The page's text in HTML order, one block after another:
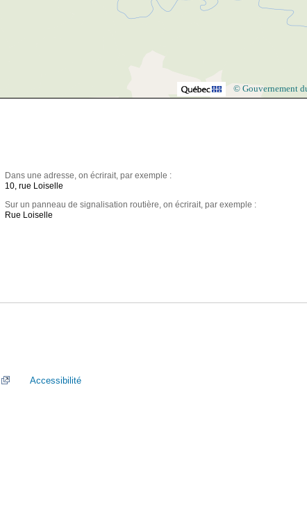
© Gouvernement
Dans une adresse, on écrirait, par exemple :
10, rue Loiselle
Sur un panneau de signalisation routière, on écrirait, par exemple :
Rue Loiselle
Accessibilité